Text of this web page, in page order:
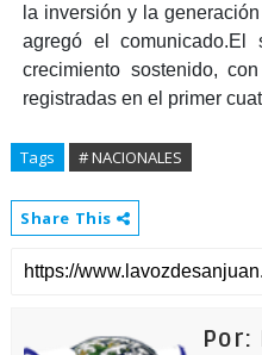
la inversión y la
agregó el comunicado.El
crecimiento sostenido,
registradas en el primer
Tags # NACIONALES
Share This
Por: